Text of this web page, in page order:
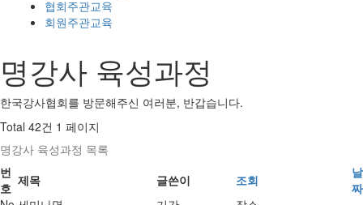
협회주관교육
회원주관교육
명강사 육성과정
한국강사협회를 방문해주신 여러분, 반갑습니다.
Total 42건 1 페이지
명강사 육성과정 목록
번
호 제목 글쓴이 조회
날
짜